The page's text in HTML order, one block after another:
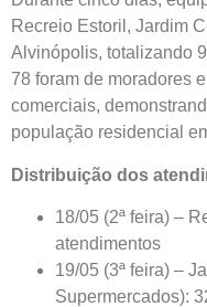
Recreio Estoril, Jardim
Alvinópolis, totalizando
78 foram de moradores
comerciais,
população residencial
Distribuição dos
18/05 (2ª feira) –
atendimentos
19/05 (3ª feira) –
Supermercados):